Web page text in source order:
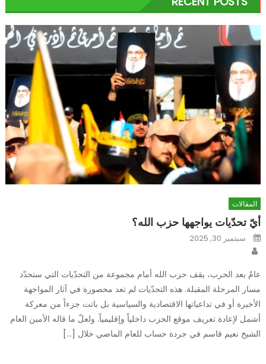
المقالات
أيّ تحدّيات يواجهها حزب الله؟
Posted
onسبتمبر 30, 2025
عامٌ بعد الحرب، يقف حزب الله أمام مجموعة من التحدّيات التي ستحدّد
مسار المرحلة المقبلة. هذه التحدّيات لم تعد محصورة في آثار المواجهة
الأخيرة أو في تداعياتها الاقتصادية والسياسية بل باتت جزءاً من معركة
أشمل لإعادة تعريف موقع الحزب داخلياً وإقليمياً. ولعلّ ما قاله الأمين العام
الشيخ نعيم قاسم في جردة حساب للعام الماضي خلال […]